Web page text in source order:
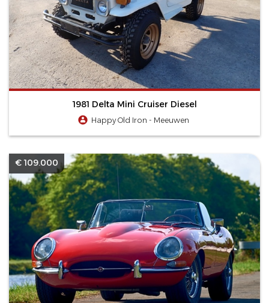
1981 Delta Mini Cruiser Diesel
Happy Old Iron - Meeuwen
€ 109.000